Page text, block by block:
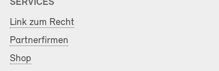
SERVICES
Link zum Recht
Partnerfirmen
Shop